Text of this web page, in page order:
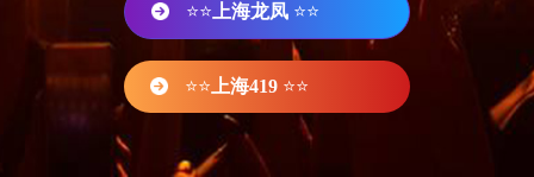
⭐⭐ 上海龙凤 ⭐⭐
⭐⭐ 上海419 ⭐⭐